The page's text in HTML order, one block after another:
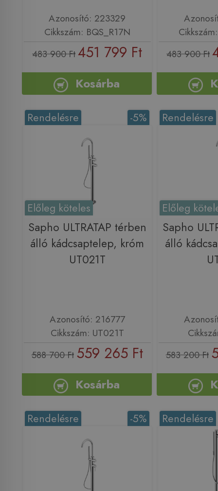
Azonosító: 223329
Cikkszám: BQS_R17N
483 900 Ft451 799 Ft
Kosárba
483 900 Ft
-5%
Rendelésre
Előleg köteles
Sapho ULTRATAP térben
álló kádcsaptelep, króm
UT021T
Azonosító: 216777
Cikkszám: UT021T
588 700 Ft 559 265 Ft
Kosárba
Rendelésre
Előleg
Sapho
álló
583 200 Ft
-5%
Rendelésre Rendelésre